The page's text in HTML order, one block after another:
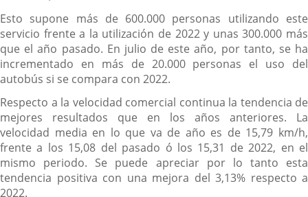
Esto supone más de 600.000 personas utilizando este
servicio frente a la utilización de 2022 y unas 300.000 más
que el año pasado. En julio de este año, por tanto, se ha
incrementado en más de 20.000 personas el uso del
autobús si se compara con 2022.
Respecto a la velocidad comercial continua la tendencia de
mejores resultados que en los años anteriores. La
velocidad media en lo que va de año es de 15,79 km/h,
frente a los 15,08 del pasado ó los 15,31 de 2022, en el
mismo periodo. Se puede apreciar por lo tanto esta
tendencia positiva con una mejora del 3,13% respecto a
2022.